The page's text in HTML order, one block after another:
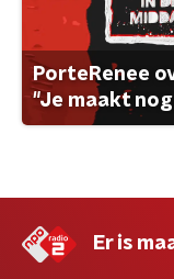
PorteRenee
"Je maakt
Er is